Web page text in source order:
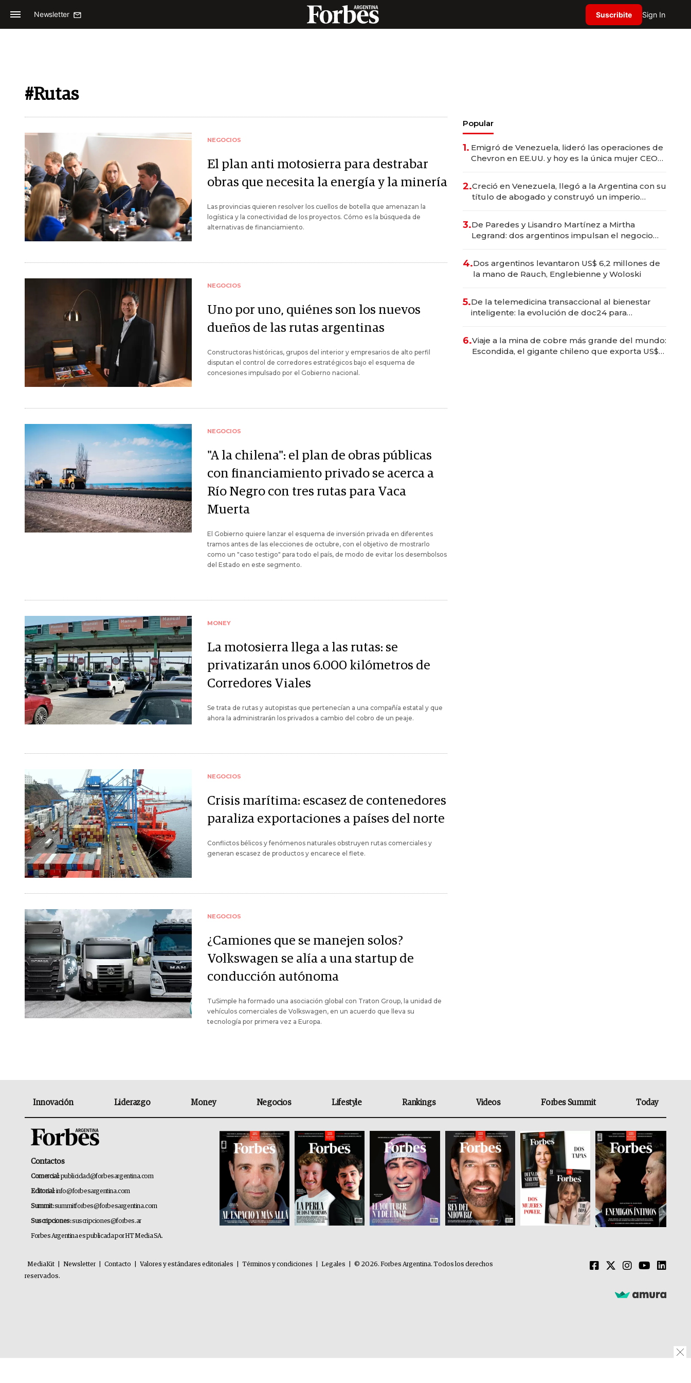
Newsletter Suscribite Sign In
#Rutas
NEGOCIOS
El plan anti motosierra para destrabar
obras que necesita la energía y la minería
Las provincias quieren resolver los cuellos de botella que amenazan la
logística y la conectividad de los proyectos. Cómo es la búsqueda de
alternativas de financiamiento.
NEGOCIOS
Uno por uno, quiénes son los nuevos
dueños de las rutas argentinas
Constructoras históricas, grupos del interior y empresarios de alto perfil
disputan el control de corredores estratégicos bajo el esquema de
concesiones impulsado por el Gobierno nacional.
NEGOCIOS
"A la chilena": el plan de obras públicas
con financiamiento privado se acerca a
Río Negro con tres rutas para Vaca
Muerta
El Gobierno quiere lanzar el esquema de inversión privada en diferentes
tramos antes de las elecciones de octubre, con el objetivo de mostrarlo
como un "caso testigo" para todo el país, de modo de evitar los desembolsos
del Estado en este segmento.
MONEY
La motosierra llega a las rutas: se
privatizarán unos 6.000 kilómetros de
Corredores Viales
Se trata de rutas y autopistas que pertenecían a una compañía estatal y que
ahora la administrarán los privados a cambio del cobro de un peaje.
NEGOCIOS
Crisis marítima: escasez de contenedores
paraliza exportaciones a países del norte
Conflictos bélicos y fenómenos naturales obstruyen rutas comerciales y
generan escasez de productos y encarece el flete.
NEGOCIOS
¿Camiones que se manejen solos?
Volkswagen se alía a una startup de
conducción autónoma
TuSimple ha formado una asociación global con Traton Group, la unidad de
vehículos comerciales de Volkswagen, en un acuerdo que lleva su
tecnología por primera vez a Europa.
Popular
1. Emigró de Venezuela, lideró las operaciones de
Chevron en EE.UU. y hoy es la única mujer CEO
2.Creció en Venezuela, llegó a la Argentina con su
título de abogado y construyó un imperio
3.De Paredes y Lisandro Martínez a Mirtha
Legrand: dos argentinos impulsan el negocio
4.Dos argentinos levantaron US$ 6,2 millones de
la mano de Rauch, Englebienne y Woloski
5.De la telemedicina transaccional al bienestar
inteligente: la evolución de doc24 para
6.Viaje a la mina de cobre más grande del mundo:
Escondida, el gigante chileno que exporta US$
Innovación Liderazgo Money Negocios Lifestyle Rankings Videos Forbes Summit Today
Contactos
Comercial:publicidad@forbesargentina.com
Editorial:info@forbesargentina.com
Summit:summitforbes@forbesargentina.com
Suscripciones:suscripciones@forbes.ar
Forbes Argentina es publicada por HT Media SA.
MediaKit Newsletter Contacto Valores y estándares editoriales Términos y condiciones Legales
© 2026. Forbes Argentina. Todos los derechos
reservados.